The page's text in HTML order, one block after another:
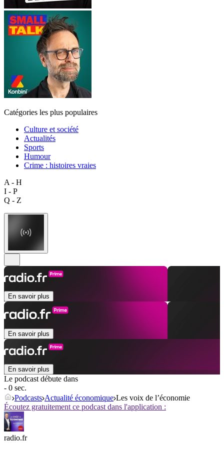
Catégories les plus populaires
Culture et société
Actualités
Sports
Humour
Crime : histoires vraies
A - H
I - P
Q - Z
En savoir plus
En savoir plus
En savoir plus
Le podcast débute dans
- 0 sec.
Podcasts Actualité économique Les voix de l’économie
Écoutez gratuitement ce podcast dans l'application :
radio.fr